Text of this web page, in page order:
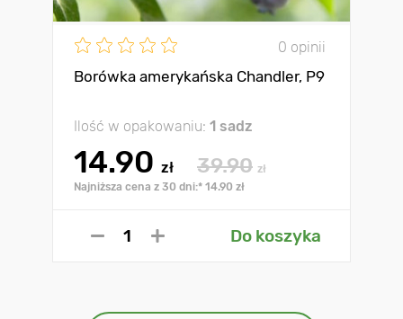
0 opinii
Borówka amerykańska Chandler, P9
Ilość w opakowaniu: 1 sadz
14.90 zł 39.90 zł
Najniższa cena z 30 dni:* 14.90 zł
Do koszyka